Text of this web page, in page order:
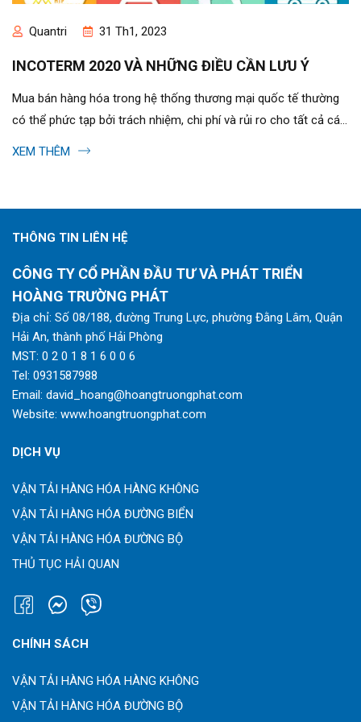
Quantri 31 Th1, 2023
INCOTERM 2020 VÀ NHỮNG ĐIỀU CẦN LƯU Ý
Mua bán hàng hóa trong hệ thống thương mại quốc tế thường
có thể phức tạp bởi trách nhiệm, chi phí và rủi ro cho tất cả các
bên cần...
XEM THÊM
THÔNG TIN LIÊN HỆ
CÔNG TY CỔ PHẦN ĐẦU TƯ VÀ PHÁT TRIỂN
HOÀNG TRƯỜNG PHÁT
Địa chỉ: Số 08/188, đường Trung Lực, phường Đằng Lâm, Quận
Hải An, thành phố Hải Phòng
MST: 0 2 0 1 8 1 6 0 0 6
Tel: 0931587988
Email: david_hoang@hoangtruongphat.com
Website: www.hoangtruongphat.com
DỊCH VỤ
VẬN TẢI HÀNG HÓA HÀNG KHÔNG
VẬN TẢI HÀNG HÓA ĐƯỜNG BIỂN
VẬN TẢI HÀNG HÓA ĐƯỜNG BỘ
THỦ TỤC HẢI QUAN
CHÍNH SÁCH
VẬN TẢI HÀNG HÓA HÀNG KHÔNG
VẬN TẢI HÀNG HÓA ĐƯỜNG BỘ